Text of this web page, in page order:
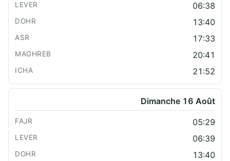
06:38
13:40
17:33
20:41
21:52
Dimanche 16 Août
05:29
06:39
13:40